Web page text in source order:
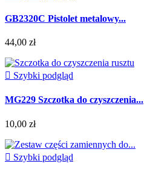
GB2320C Pistolet metalowy...
44,00 zł
 Szybki podgląd
MG229 Szczotka do czyszczenia...
10,00 zł
 Szybki podgląd